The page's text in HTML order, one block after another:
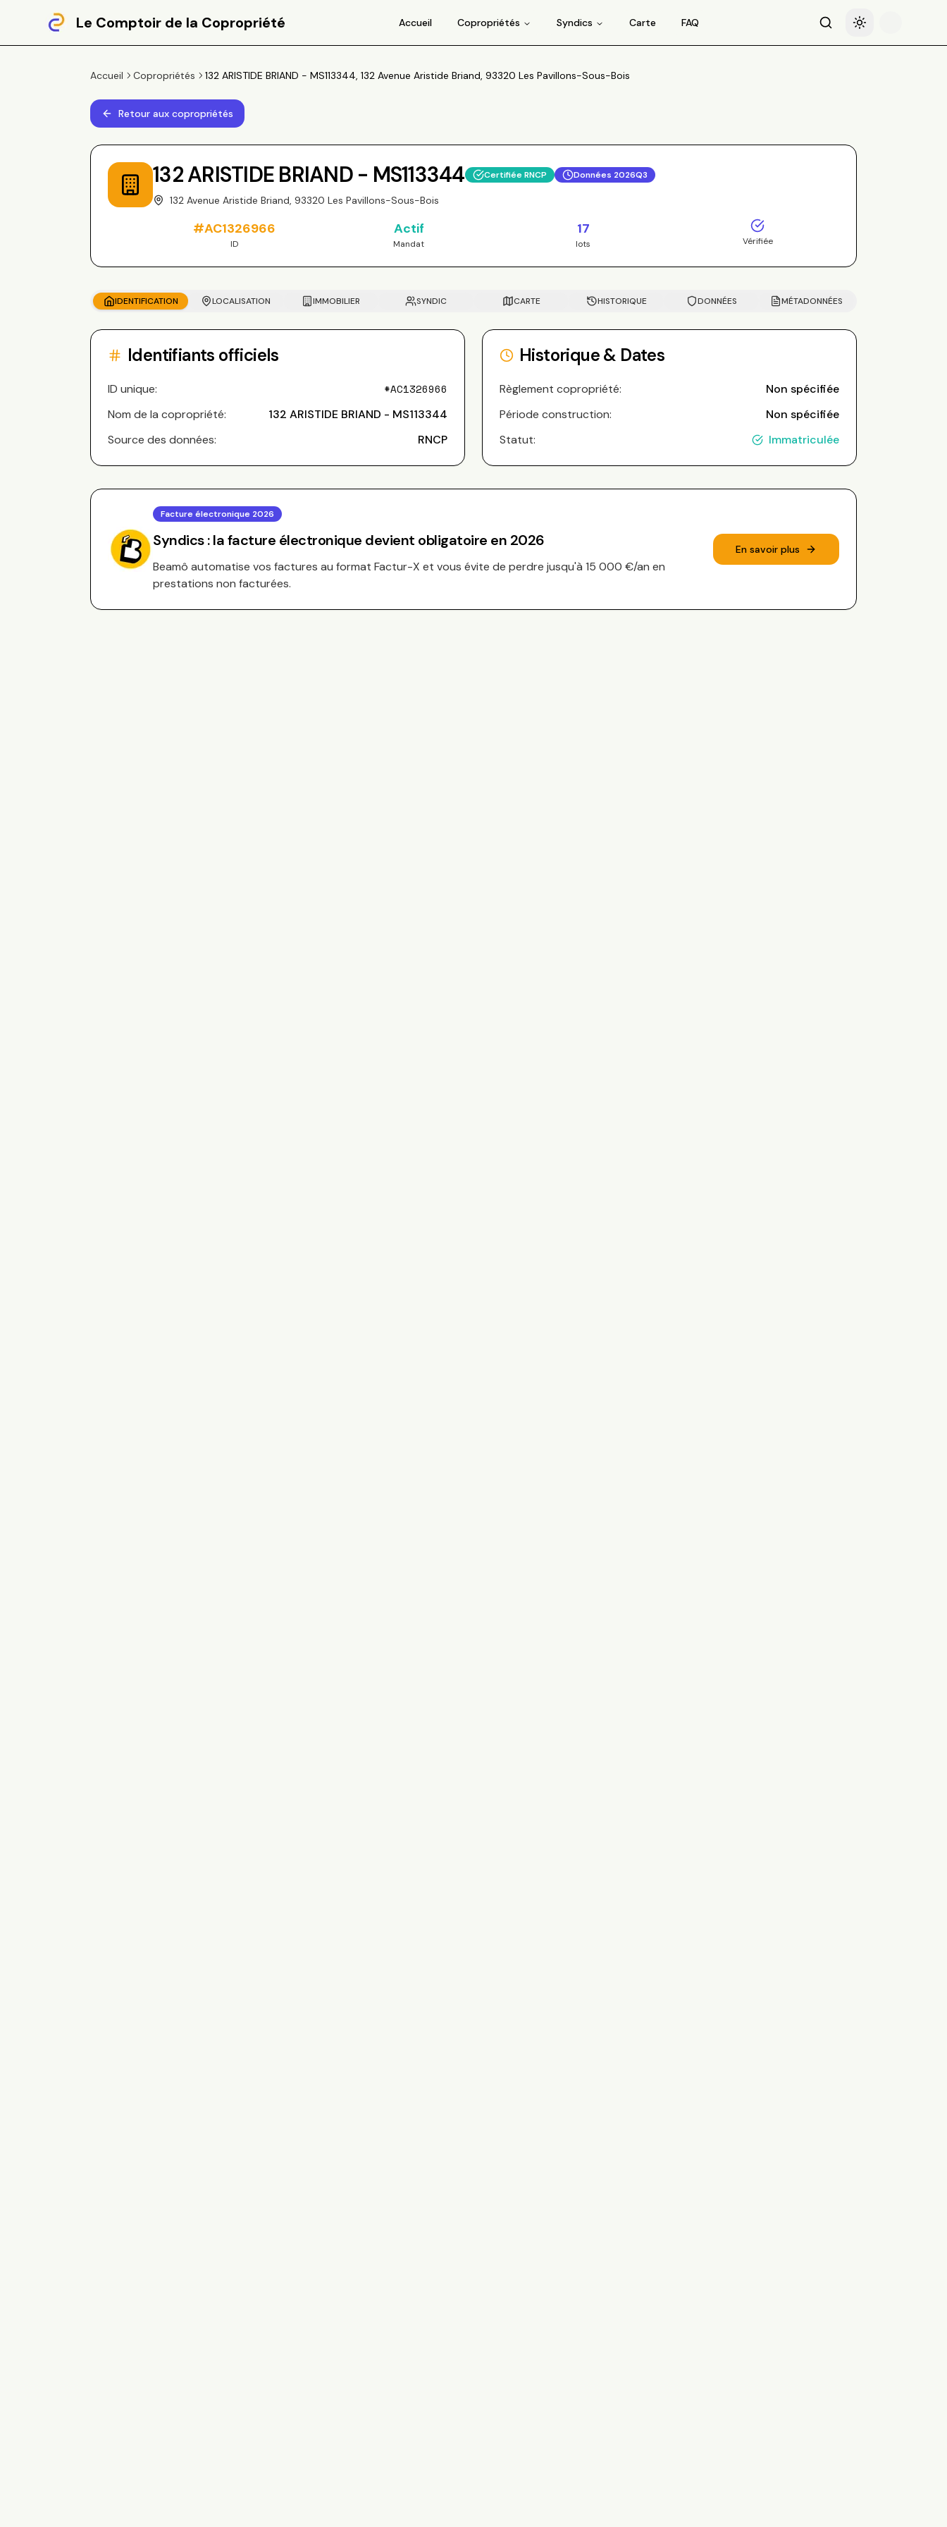
Le Comptoir de la Copropriété Accueil Copropriétés Syndics Carte FAQ RechercheBasculer le thème
Accueil Copropriétés 132 ARISTIDE BRIAND - MS113344, 132 Avenue Aristide Briand, 93320 Les Pavillons-Sous-Bois
Retour aux copropriétés
132 ARISTIDE BRIAND - MS113344 Certifiée RNCP Données 2026Q3
132 Avenue Aristide Briand, 93320 Les Pavillons-Sous-Bois
#AC1326966
ID
Actif
Mandat
17
lots Vérifiée
IDENTIFICATION LOCALISATION IMMOBILIER SYNDIC CARTE HISTORIQUE DONNÉES MÉTADONNÉES
Identifiants officiels
ID unique: #AC1326966
Nom de la copropriété:
132 ARISTIDE BRIAND - MS113344
Source des données:
RNCP
Historique & Dates
Règlement copropriété:
Non spécifiée
Période construction:
Non spécifiée
Statut:
Immatriculée
Facture électronique 2026
Syndics : la facture électronique devient obligatoire en 2026
Beamô automatise vos factures au format Factur-X et vous évite de perdre jusqu'à 15 000 €/an en
prestations non facturées.
En savoir plus